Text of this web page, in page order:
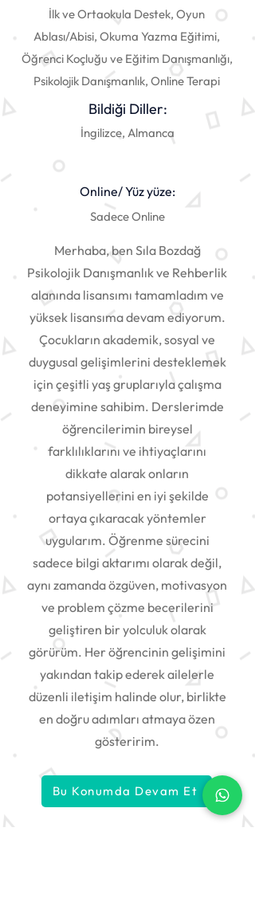
İlk ve Ortaokula Destek, Oyun
Ablası/Abisi, Okuma Yazma Eğitimi,
Öğrenci Koçluğu ve Eğitim Danışmanlığı,
Psikolojik Danışmanlık, Online Terapi
Bildiği Diller:
İngilizce, Almanca
Online/ Yüz yüze:
Sadece Online
Merhaba, ben Sıla Bozdağ
Psikolojik Danışmanlık ve Rehberlik
alanında lisansımı tamamladım ve
yüksek lisansıma devam ediyorum.
Çocukların akademik, sosyal ve
duygusal gelişimlerini desteklemek
için çeşitli yaş gruplarıyla çalışma
deneyimine sahibim. Derslerimde
öğrencilerimin bireysel
farklılıklarını ve ihtiyaçlarını
dikkate alarak onların
potansiyellerini en iyi şekilde
ortaya çıkaracak yöntemler
uygularım. Öğrenme sürecini
sadece bilgi aktarımı olarak değil,
aynı zamanda özgüven, motivasyon
ve problem çözme becerilerini
geliştiren bir yolculuk olarak
görürüm. Her öğrencinin gelişimini
yakından takip ederek ailelerle
düzenli iletişim halinde olur, birlikte
en doğru adımları atmaya özen
gösteririm.
Bu Konumda Devam Et